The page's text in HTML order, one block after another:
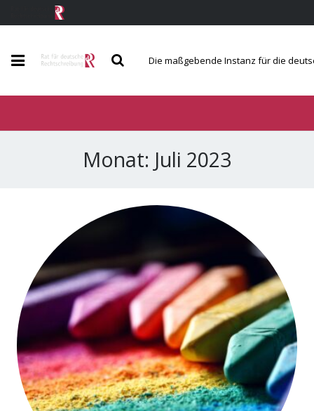
Die maßgebende Instanz für die
Monat: Juli 2023